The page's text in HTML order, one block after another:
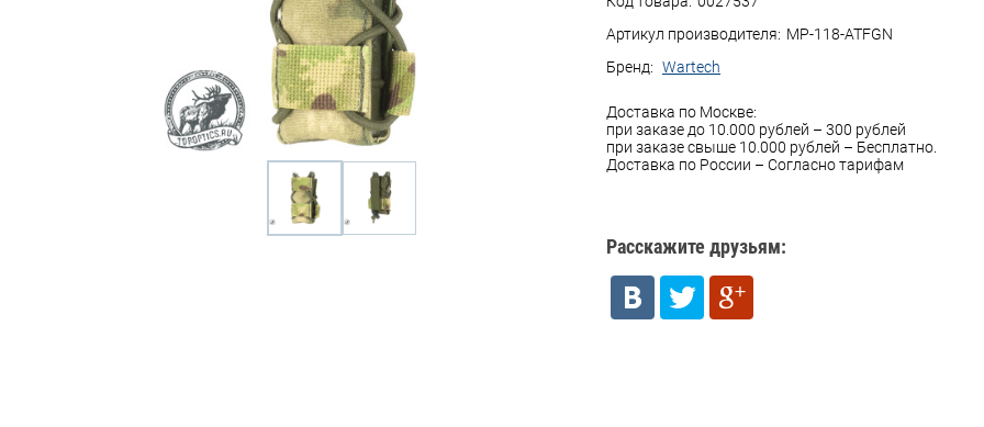
Артикул производителя: MP-118-ATFGN
Бренд: Wartech
Доставка по Москве:
при заказе до 10.000 рублей – 300 рублей
при заказе свыше 10.000 рублей – Бесплатно.
Доставка по России – Согласно тарифам
Расскажите друзьям: